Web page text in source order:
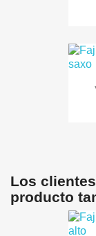
Los
producto